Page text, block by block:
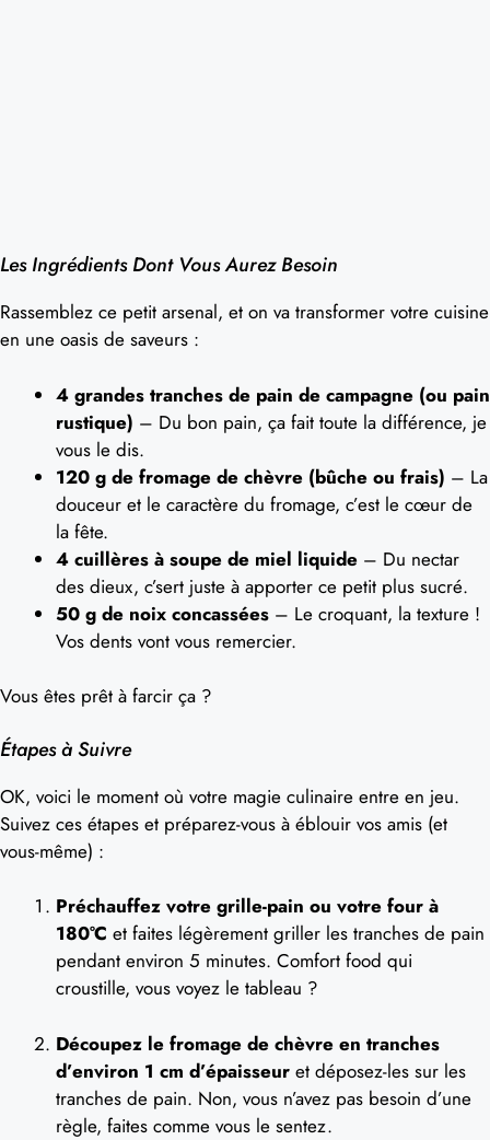
Les Ingrédients Dont Vous Aurez Besoin
Rassemblez ce petit arsenal, et on va transformer votre cuisine
en une oasis de saveurs :
4 grandes tranches de pain de campagne (ou pain
rustique) – Du bon pain, ça fait toute la différence, je
vous le dis.
120 g de fromage de chèvre (bûche ou frais) – La
douceur et le caractère du fromage, c’est le cœur de
la fête.
4 cuillères à soupe de miel liquide – Du nectar
des dieux, c’sert juste à apporter ce petit plus sucré.
50 g de noix concassées – Le croquant, la texture !
Vos dents vont vous remercier.
Vous êtes prêt à farcir ça ?
Étapes à Suivre
OK, voici le moment où votre magie culinaire entre en jeu.
Suivez ces étapes et préparez-vous à éblouir vos amis (et
vous-même) :
Préchauffez votre grille-pain ou votre four à
180°C et faites légèrement griller les tranches de pain
pendant environ 5 minutes. Comfort food qui
croustille, vous voyez le tableau ?
Découpez le fromage de chèvre en tranches
d’environ 1 cm d’épaisseur et déposez-les sur les
tranches de pain. Non, vous n’avez pas besoin d’une
règle, faites comme vous le sentez.